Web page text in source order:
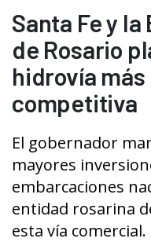
Santa Fe y
de Rosario
hidrovía
competitiva
El gobernador
mayores
embarcaciones
entidad rosarina
esta vía comercial.